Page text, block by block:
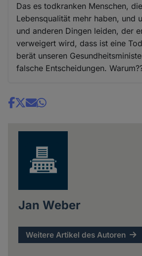
Das es todkranken Menschen,
Lebensqualität mehr haben, und
und anderen Dingen leiden, der
verweigert wird, dass ist eine
berät unseren
falsche Entscheidungen.
Share
Jan Weber
Weitere Artikel des Autoren